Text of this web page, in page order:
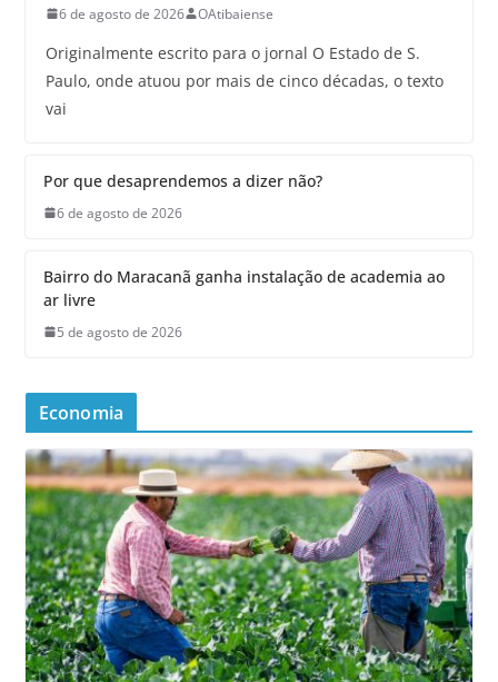
6 de agosto de 2026 OAtibaiense
Originalmente escrito para o jornal O Estado de S.
Paulo, onde atuou por mais de cinco décadas, o texto
vai
Por que desaprendemos a dizer não?
6 de agosto de 2026
Bairro do Maracanã ganha instalação de academia ao
ar livre
5 de agosto de 2026
Economia